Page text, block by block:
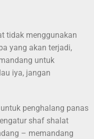
tidak menggunakan
yang akan terjadi,
untuk
iya, jangan
penghalang panas
shaf shalat
– memandang